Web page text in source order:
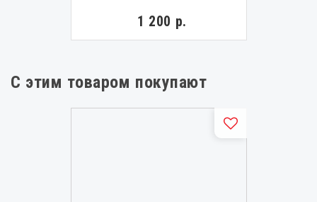
1 200 р.
С этим товаром покупают